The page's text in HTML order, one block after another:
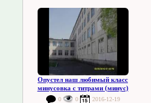
Опустел наш любимый класс
минусовка с титрами (минус)
0 0 2016-12-19